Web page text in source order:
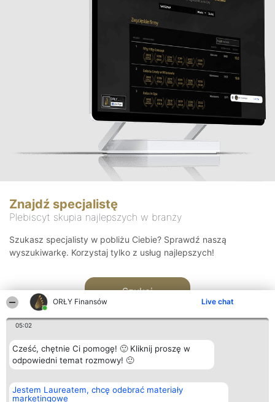
ORŁY Finansów Live chat
05:02
Cześć, chętnie Ci pomogę! 🙂 Kliknij proszę w
odpowiedni temat rozmowy! 🙂
Jestem Laureatem, chcę odebrać materiały
marketingowe
Znajdź specjalistę
Plebiscyt skupia najlepszych w branży
Szukasz specjalisty w pobliżu Ciebie? Sprawdź naszą
wyszukiwarkę. Korzystaj tylko z usług najlepszych!
Szukaj
Organizator plebiscytu
Bright Side Solutions sp. z o.
o. sp. k.
Plebiscyt
Laureaci
Kontakt
Kontakt